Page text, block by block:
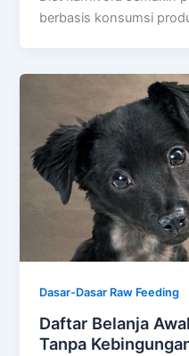
berbasis konsumsi
Dasar-Dasar Raw Feeding
Daftar Belanja
Tanpa